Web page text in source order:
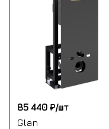
85 440 ₽/шт
Glan